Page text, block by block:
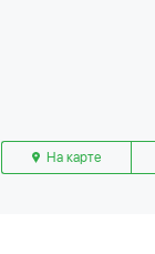
На карте